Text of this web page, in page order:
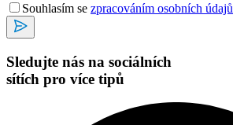
Souhlasím se zpracováním osobních údajů
Sledujte nás na sociálních
sítích pro více tipů